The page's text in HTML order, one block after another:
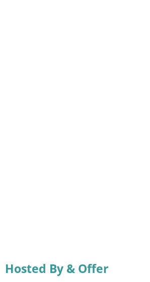
Hosted By & Offer